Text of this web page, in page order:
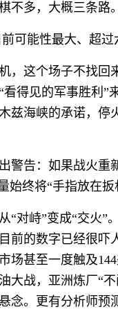
不多，大概三条路。
可能性最大、超过
，这个场子不找回
得见的军事胜利”
海峡的承诺，停
警告：如果战火重
终将“手指放在扳
“对峙”变成“交火”
前的数字已经很
场甚至一度触及
战，亚洲炼厂“
念。更有分析师预